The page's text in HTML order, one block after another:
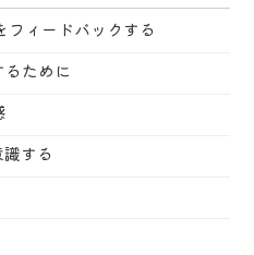
フィードバックする
るために
する